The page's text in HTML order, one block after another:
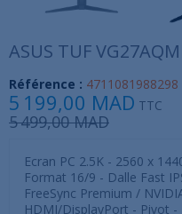
ASUS TUF
Référence : 4711081988298
5 199,00 MAD TTC
5 499,00 MAD
Ecran PC 2.5K - 2560 x
Format 16/9 - Dalle Fast
FreeSync Premium /
HDMI/DisplayPort - Pivot -